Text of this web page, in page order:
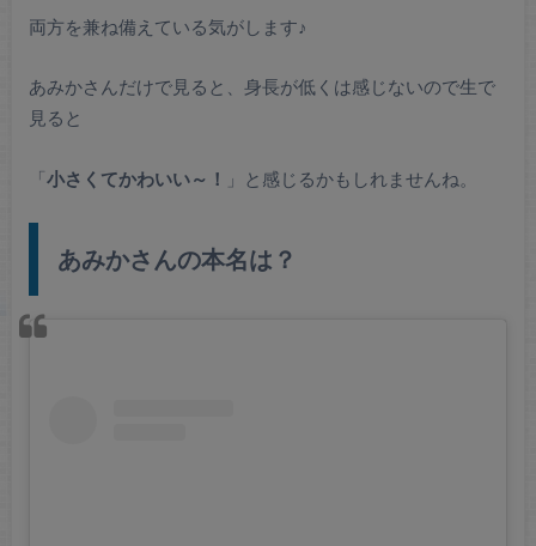
両方を兼ね備えている気がします♪
あみかさんだけで見ると、身長が低くは感じないので生で
見ると
「小さくてかわいい～！ 」と感じるかもしれませんね。
あみかさんの本名は？